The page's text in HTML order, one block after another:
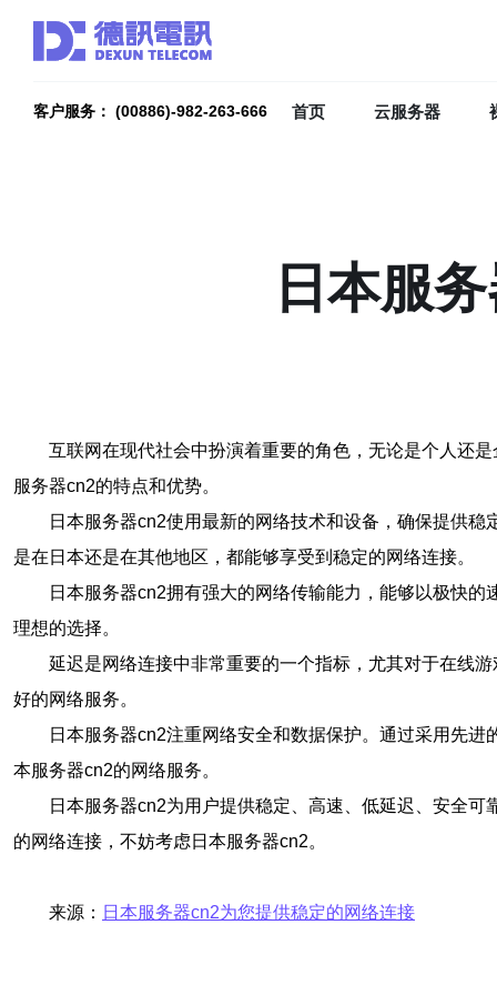
客户服务： (00886)-982-263-666 首页 云服务器
日本服
互联网在现代社会中扮演着重要的角色，无论是个人还
服务器cn2的特点和优势。
日本服务器cn2使用最新的网络技术和设备，确保提供
是在日本还是在其他地区，都能够享受到稳定的网络连接。
日本服务器cn2拥有强大的网络传输能力，能够以极快
理想的选择。
延迟是网络连接中非常重要的一个指标，尤其对于在线
好的网络服务。
日本服务器cn2注重网络安全和数据保护。通过采用先
本服务器cn2的网络服务。
日本服务器cn2为用户提供稳定、高速、低延迟、安全
的网络连接，不妨考虑日本服务器cn2。
来源： 日本服务器cn2为您提供稳定的网络连接